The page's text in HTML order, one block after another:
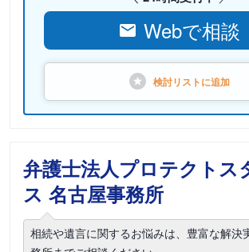
Webで相談
検討リストに追加
弁護士法人プロテクトス
ス 名古屋事務所
相続や遺言に関するお悩みは、豊富な解決